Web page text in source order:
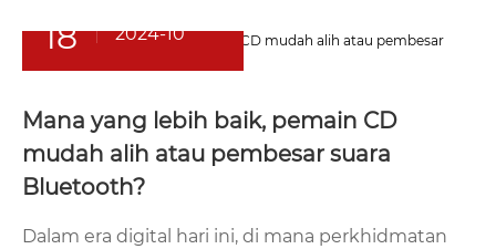
18 2024-10
Mana yang lebih baik, pemain CD
mudah alih atau pembesar suara
Bluetooth?
Dalam era digital hari ini, di mana perkhidmatan